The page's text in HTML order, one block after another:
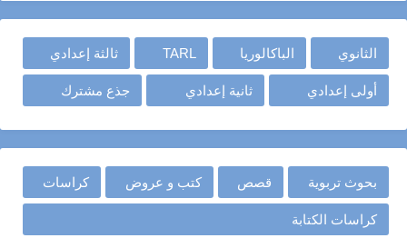
الثانوي الباكالوريا TARL ثالثة إعدادي
أولى إعدادي ثانية إعدادي جذع مشترك
بحوث تربوية قصص كتب و عروض كراسات
كراسات الكتابة